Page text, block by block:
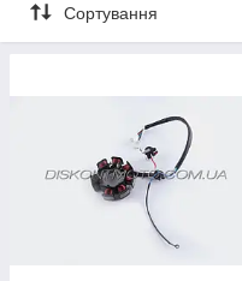
Сортування